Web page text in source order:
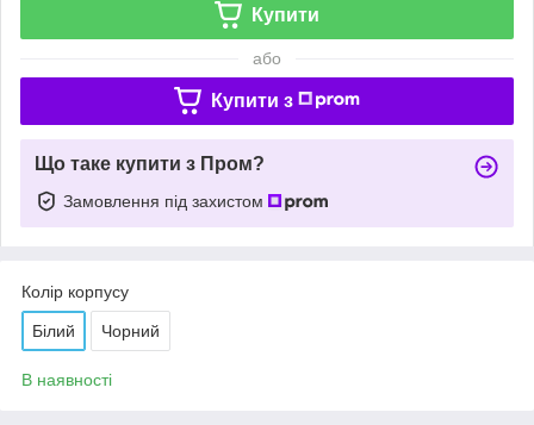
Купити
або
Купити з
Що таке купити з Пром?
Замовлення під захистом
Колір корпусу
Білий Чорний
В наявності